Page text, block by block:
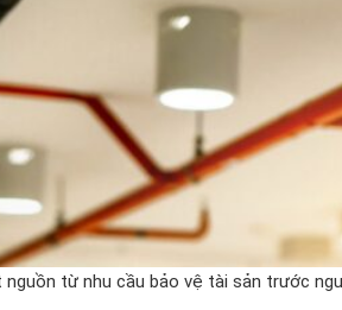
từ nhu cầu bảo vệ tài sản trước